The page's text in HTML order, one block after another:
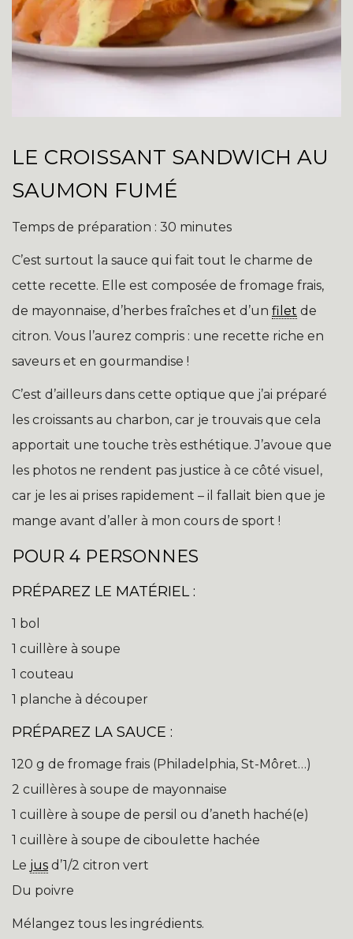
LE CROISSANT SANDWICH AU
SAUMON FUMÉ
Temps de préparation : 30 minutes
C’est surtout la sauce qui fait tout le charme de
cette recette. Elle est composée de fromage frais,
de mayonnaise, d’herbes fraîches et d’un filet de
citron. Vous l’aurez compris : une recette riche en
saveurs et en gourmandise !
C’est d’ailleurs dans cette optique que j’ai préparé
les croissants au charbon, car je trouvais que cela
apportait une touche très esthétique. J’avoue que
les photos ne rendent pas justice à ce côté visuel,
car je les ai prises rapidement – il fallait bien que je
mange avant d’aller à mon cours de sport !
POUR 4 PERSONNES
PRÉPAREZ LE MATÉRIEL :
1 bol
1 cuillère à soupe
1 couteau
1 planche à découper
PRÉPAREZ LA SAUCE :
120 g de fromage frais (Philadelphia, St-Môret…)
2 cuillères à soupe de mayonnaise
1 cuillère à soupe de persil ou d’aneth haché(e)
1 cuillère à soupe de ciboulette hachée
Le jus d’1/2 citron vert
Du poivre
Mélangez tous les ingrédients.